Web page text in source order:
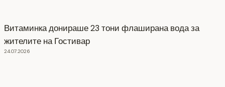
Витаминка донираше 23 тони флаширана вода за
жителите на Гостивар
24.07.2026